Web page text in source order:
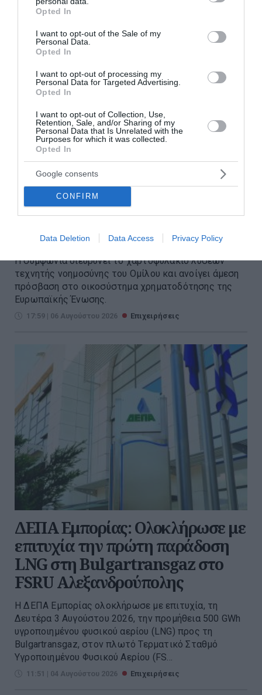
grant or deny consent to Google and its third-party tags to
use your data for below specified purposes in below Google
consent section.
Opted In
I want to opt-out of the Sale of my
Personal Data.
Opted In
I want to opt-out of processing my
Personal Data for Targeted Advertising.
Opted In
I want to opt-out of Collection, Use,
Retention, Sale, and/or Sharing of my
Personal Data that Is Unrelated with the
Purposes for which it was collected.
Opted In
Google consents
CONFIRM
Data Deletion Data Access Privacy Policy
Ο Όμιλος Qualco Αποκτά το
50,1% της Multiverse και
Ενισχύει την Παρουσία του Στην
Ευρωπαϊκή Αγορά ΑΙ
Η συμφωνία διευρύνει το χαρτοφυλάκιο λύσεων
τεχνητής νοημοσύνης του Ομίλου και ανοίγει άμεση
πρόσβαση στο οικοσύστημα χρηματοδότησης της
Ευρωπαϊκής Ένωσης.
17:59 | 06 Αυγούστου 2026 Επιχειρήσεις
ΔΕΠΑ Εμπορίας: Ολοκλήρωσε με
επιτυχία την πρώτη παράδοση
LNG στη Bulgartransgaz στο
FSRU Αλεξανδρούπολης
Η ΔΕΠΑ Εμπορίας ολοκλήρωσε με επιτυχία, τη
Δευτέρα 3 Αυγούστου 2026, την προμήθεια 500 GWh
υγροποιημένου φυσικού αερίου (LNG) προς τη
Bulgartransgaz, στον πλωτό Τερματικό Σταθμό
Υγροποιημένου Φυσικού Αερίου (FS...
11:51 | 04 Αυγούστου 2026 Επιχειρήσεις